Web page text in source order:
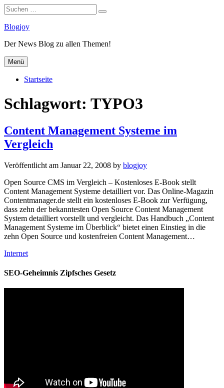
Suchen
nach:
Suchen
Zum
springen
Blogjoy
Der News Blog zu allen Themen!
Menü
Startseite
Schlagwort: TYPO3
Content Management Systeme im
Vergleich
Veröffentlicht am Januar 22, 2008 by blogjoy
Open Source CMS im Vergleich – Kostenloses E-Book stellt
Content Management Systeme detailliert vor. Das Online-Magazin
Contentmanager.de stellt ein kostenloses E-Book zur Verfügung,
dass zehn der bekanntesten Open Source Content Management
System detailliert vorstellt und vergleicht. Das Handbuch „Content
Management Systeme im Überblick“ bietet einen Einstieg in die
zehn Open Source und kostenfrei­en Content Management…
Kategorien
Internet
SEO-Geheimnis Zipfsches Gesetz